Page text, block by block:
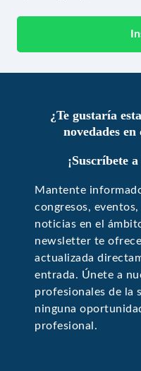
¿Te gustaría
novedades en
¡Suscríbete
Mantente
congresos,
noticias en el
newsletter te
actualizada
entrada. Únete a
profesionales de la
ninguna
profesional.